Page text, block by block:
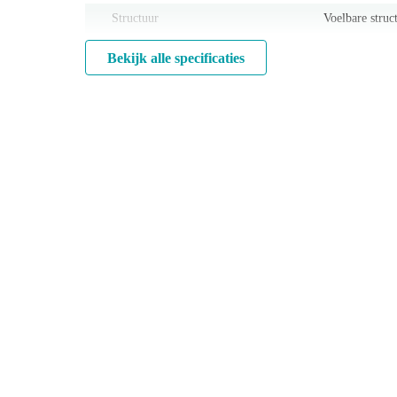
Structuur Voelbare
Bekijk alle specificaties